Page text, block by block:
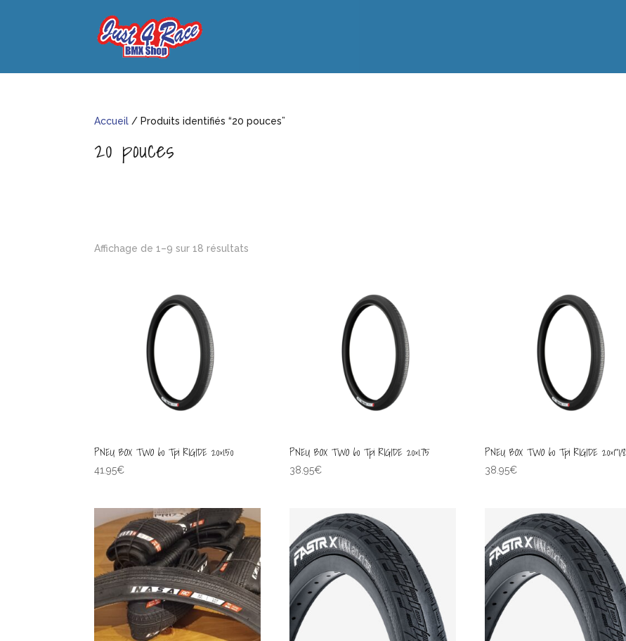
Accueil / Produits identifiés “20 pouces”
20 pouces
Affichage de 1–9 sur 18 résultats
PNEU BOX TWO 60 Tpi RIGIDE 20×1.50
41.95€
PNEU BOX TWO 60 Tpi RIGIDE 20×1.75
38.95€
PNEU BOX TWO 60 Tpi RIGIDE 20×1″1/8
38.95€